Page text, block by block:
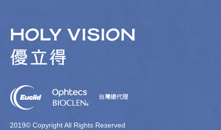
2019© Copyright All Rights Reserved